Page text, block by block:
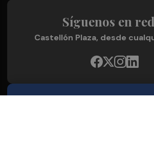
Síguenos en
Castellón Plaza, desde